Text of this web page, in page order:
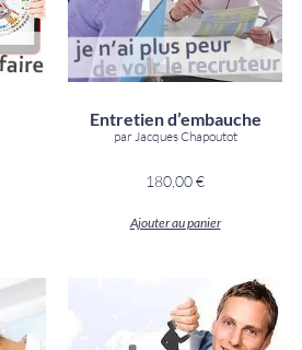
Entretien d’embauche
par Jacques Chapoutot
180,00€
Ajouter au panier